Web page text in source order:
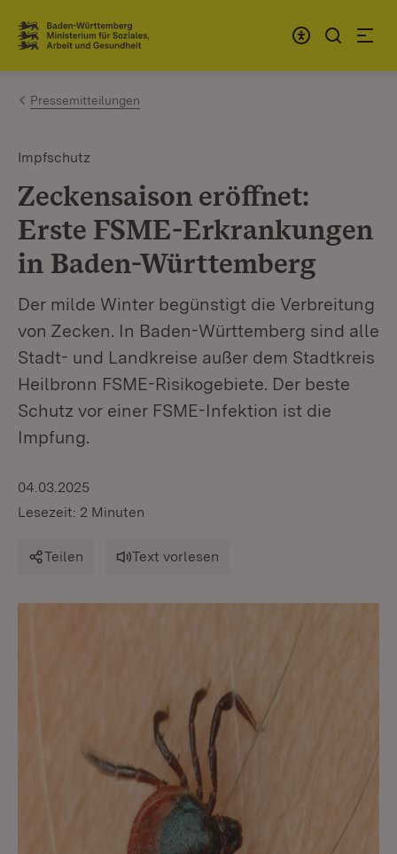
Zum Inhalt springen
Link zur Startseite
Pressemitteilungen
Impfschutz
Zeckensaison eröffnet:
Erste FSME-Erkrankungen
in Baden-Württemberg
Der milde Winter begünstigt die Verbreitung
von Zecken. In Baden-Württemberg sind alle
Stadt- und Landkreise außer dem Stadtkreis
Heilbronn FSME-Risikogebiete. Der beste
Schutz vor einer FSME-Infektion ist die
Impfung.
04.03.2025
Lesezeit: 2 Minuten
Teilen Text vorlesen